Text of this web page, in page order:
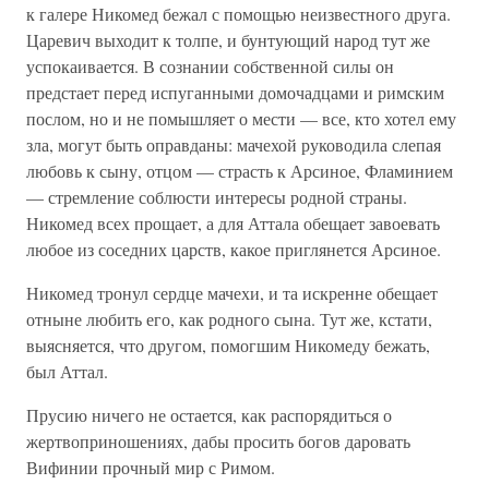
к галере Никомед бежал с помощью неизвестного друга.
Царевич выходит к толпе, и бунтующий народ тут же
успокаивается. В сознании собственной силы он
предстает перед испуганными домочадцами и римским
послом, но и не помышляет о мести — все, кто хотел ему
зла, могут быть оправданы: мачехой руководила слепая
любовь к сыну, отцом — страсть к Арсиное, Фламинием
— стремление соблюсти интересы родной страны.
Никомед всех прощает, а для Аттала обещает завоевать
любое из соседних царств, какое приглянется Арсиное.
Никомед тронул сердце мачехи, и та искренне обещает
отныне любить его, как родного сына. Тут же, кстати,
выясняется, что другом, помогшим Никомеду бежать,
был Аттал.
Прусию ничего не остается, как распорядиться о
жертвоприношениях, дабы просить богов даровать
Вифинии прочный мир с Римом.